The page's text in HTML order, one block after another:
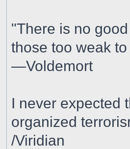
"There is no
those too weak
—Voldemort
I never expected
organized
/Viridian